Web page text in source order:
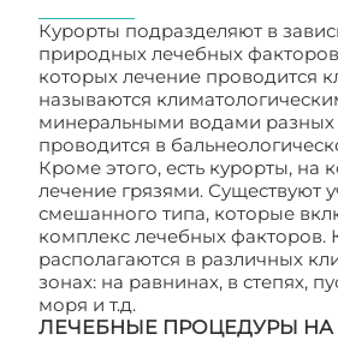
Курорты подразделяют в
природных лечебных
которых лечение проводится
называются
минеральными водами разных
проводится в
Кроме этого, есть курорты, на
лечение грязями. Существуют
смешанного типа, которые
комплекс лечебных факторов.
располагаются в различных
зонах: на равнинах, в степях,
моря и т.д.
ЛЕЧЕБНЫЕ ПРОЦЕДУРЫ НА